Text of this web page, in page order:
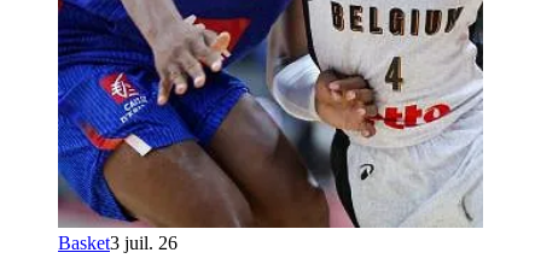
Basket3 juil. 26